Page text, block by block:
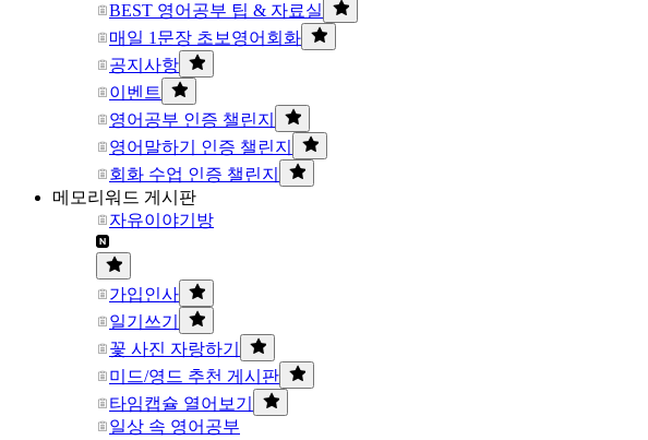
BEST 영어공부 팁 & 자료실
매일 1문장 초보영어회화
공지사항
이벤트
영어공부 인증 챌린지
영어말하기 인증 챌린지
회화 수업 인증 챌린지
메모리워드 게시판
자유이야기방
가입인사
일기쓰기
꽃 사진 자랑하기
미드/영드 추천 게시판
타임캡슐 열어보기
일상 속 영어공부